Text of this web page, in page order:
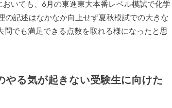
いても、6月の東進東大本番レベル模試で化学
の記述はなかなか向上せず夏秋模試での大きな
でも満足できる点数を取れる様になったと思
やる気が起きない受験生に向けた